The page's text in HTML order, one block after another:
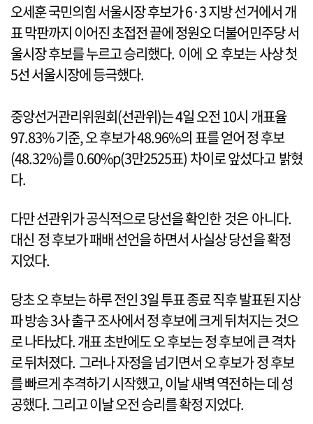
오세훈 국민의힘 서울시장 후보가 6·3 지방 선거에서 개
표 막판까지 이어진 초접전 끝에 정원오 더불어민주당 서
울시장 후보를 누르고 승리했다. 이에 오 후보는 사상 첫
5선 서울시장에 등극했다.
중앙선거관리위원회(선관위)는 4일 오전 10시 개표율
97.83% 기준, 오 후보가 48.96%의 표를 얻어 정 후보
(48.32%)를 0.60%p(3만2525표) 차이로 앞섰다고 밝혔
다.
다만 선관위가 공식적으로 당선을 확인한 것은 아니다.
대신 정 후보가 패배 선언을 하면서 사실상 당선을 확정
지었다.
당초 오 후보는 하루 전인 3일 투표 종료 직후 발표된 지상
파 방송 3사 출구 조사에서 정 후보에 크게 뒤처지는 것으
로 나타났다. 개표 초반에도 오 후보는 정 후보에 큰 격차
로 뒤처졌다. 그러나 자정을 넘기면서 오 후보가 정 후보
를 빠르게 추격하기 시작했고, 이날 새벽 역전하는 데 성
공했다. 그리고 이날 오전 승리를 확정 지었다.